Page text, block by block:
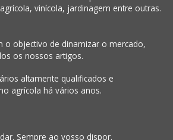
vinícola, jardinagem entre outras.
o objectivo de dinamizar o mercado,
os nossos artigos.
altamente qualificados e
agrícola há vários anos.
Sempre ao vosso dispor.